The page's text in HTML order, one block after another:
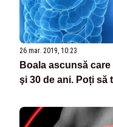
26 mar. 2019, 10:23
Boala ascunsă
şi 30 de ani. Poți să